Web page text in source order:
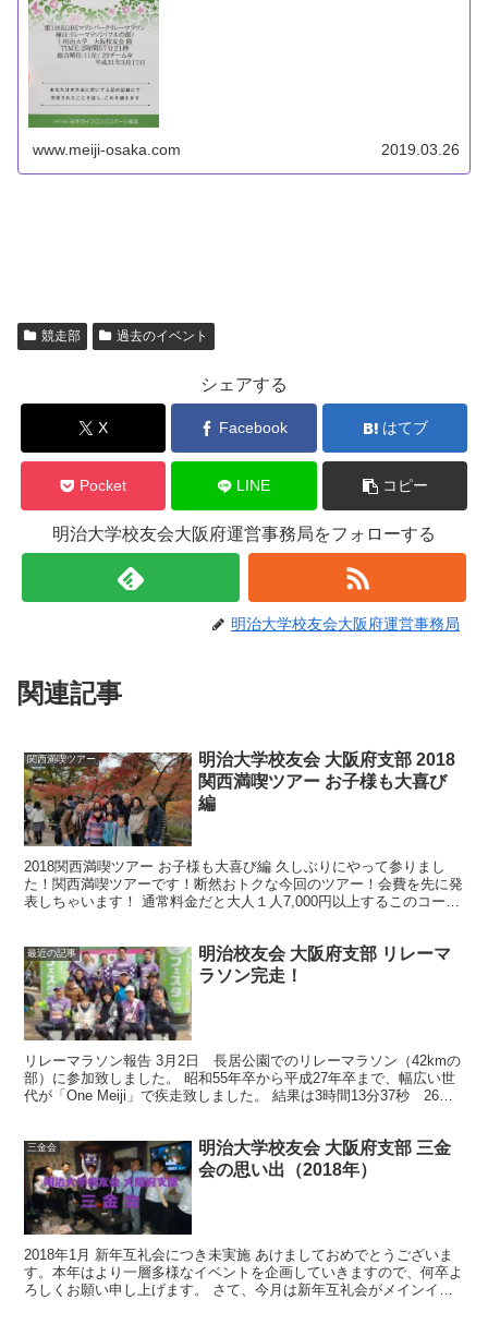
www.meiji-osaka.com 2019.03.26
競走部 過去のイベント
シェアする
X Facebook はてブ
Pocket LINE コピー
明治大学校友会大阪府運営事務局をフォローする
明治大学校友会大阪府運営事務局
関連記事
関西満喫ツアー
明治大学校友会 大阪府支部 2018
関西満喫ツアー お子様も大喜び
編
2018関西満喫ツアー お子様も大喜び編 久しぶりにやって参りまし
た！関西満喫ツアーです！断然おトクな今回のツアー！会費を先に発
表しちゃいます！ 通常料金だと大人１人7,000円以上するこのコース
最近の記事
明治校友会 大阪府支部 リレーマ
ラソン完走！
リレーマラソン報告 3月2日 長居公園でのリレーマラソン（42kmの
部）に参加致しました。 昭和55年卒から平成27年卒まで、幅広い世
代が「One Meiji」で疾走致しました。 結果は3時間13分37秒 26
三金会
明治大学校友会 大阪府支部 三金
会の思い出（2018年）
2018年1月 新年互礼会につき未実施 あけましておめでとうございま
す。本年はより一層多様なイベントを企画していきますので、何卒よ
ろしくお願い申し上げます。 さて、今月は新年互礼会がメインイベ